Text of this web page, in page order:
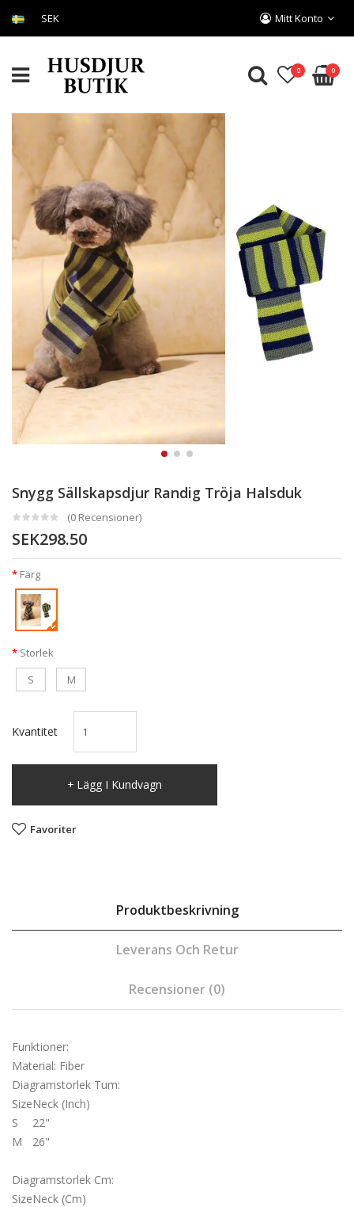
SEK Mitt Konto
0 0
Snygg Sällskapsdjur Randig Tröja Halsduk
(0 Recensioner)
SEK298.50
Färg
Storlek
S
M
Kvantitet
Lägg I Kundvagn
Favoriter
Produktbeskrivning
Leverans Och Retur
Recensioner (0)
Funktioner:
Material: Fiber
Diagramstorlek Tum:
SizeNeck (inch)
S
22"
M
26"
Diagramstorlek Cm:
SizeNeck (cm)